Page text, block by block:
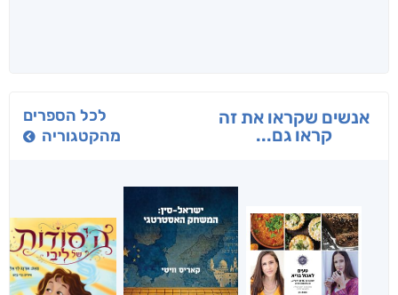
אנשים שקראו את זה
קראו גם...
לכל הספרים
מהקטגוריה